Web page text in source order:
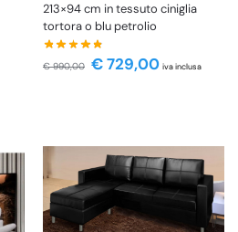
213×94 cm in tessuto ciniglia
tortora o blu petrolio
€990,00 €729,00 iva inclusa